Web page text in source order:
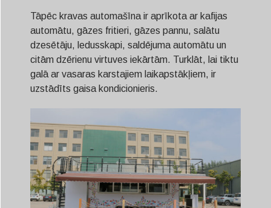
Tāpēc kravas automašīna ir aprīkota ar kafijas
automātu, gāzes fritieri, gāzes pannu, salātu
dzesētāju, ledusskapi, saldējuma automātu un
citām dzērienu virtuves iekārtām. Turklāt, lai tiktu
galā ar vasaras karstajiem laikapstākļiem, ir
uzstādīts gaisa kondicionieris.